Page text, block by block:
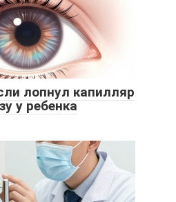
лопнул капилляр
у ребенка